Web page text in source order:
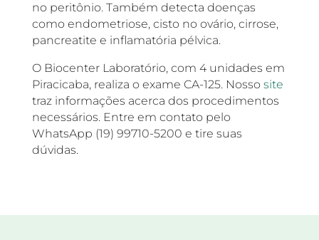
no peritônio. Também detecta doenças
como endometriose, cisto no ovário, cirrose,
pancreatite e inflamatória pélvica.
O Biocenter Laboratório, com 4 unidades em
Piracicaba, realiza o exame CA-125. Nosso site
traz informações acerca dos procedimentos
necessários. Entre em contato pelo
WhatsApp (19) 99710-5200 e tire suas
dúvidas.